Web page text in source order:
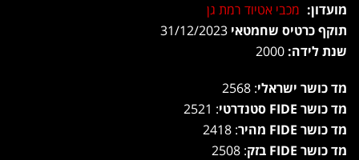
מועדון: מכבי אטיוד רמת גן
תוקף כרטיס שחמטאי
שנת לידה:
מד כושר ישראלי: 2568
מד כושר FIDE סטנדרטי
: 2521
מד כושר FIDE מהיר
: 2418
מד כושר FIDE בזק
: 2508